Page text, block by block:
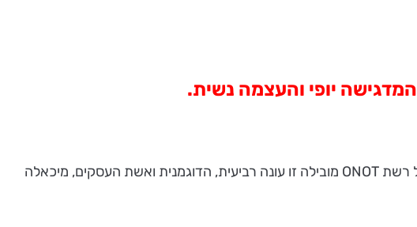
המדגישה יופי והעצמה נשית.
רשת האופנה עונות ידועה במידות הנדיבות של מוצריה, וזנ חשוב ומעורר אהדה לגישה חיובית זו! את קמפיין הקיץ של רשת ONOT מובילה זו עונה רביעית, הדוגמנית ואשת העסקים, מיכאלה